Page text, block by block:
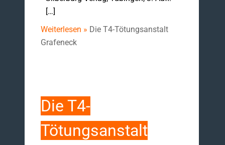
[…]
Weiterlesen » Die T4-Tötungsanstalt
Grafeneck
Die T4-
Tötungsanstalt